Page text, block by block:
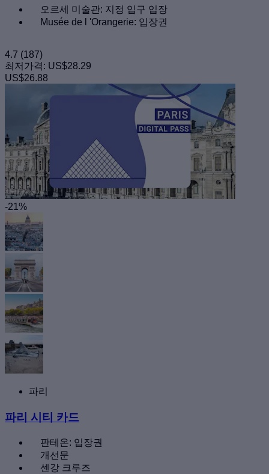
오르세 미술관: 지정 입구 입장
Musée de l 'Orangerie: 입장권
4.7 (187)
최저가격: US$28.29
US$26.88
-21%
파리
파리 시티 카드
판테온: 입장권
개선문
센강 크루즈